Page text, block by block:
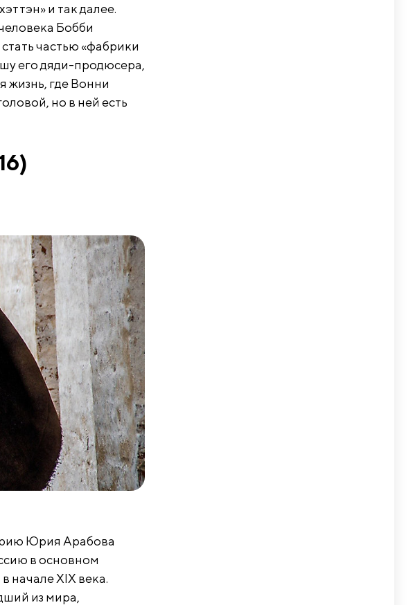
и так далее.
Бобби
частью «фабрики
его дяди-продюсера,
жизнь, где Вонни
но в ней есть
Юрия Арабова
в основном
начале XIX века.
из мира,